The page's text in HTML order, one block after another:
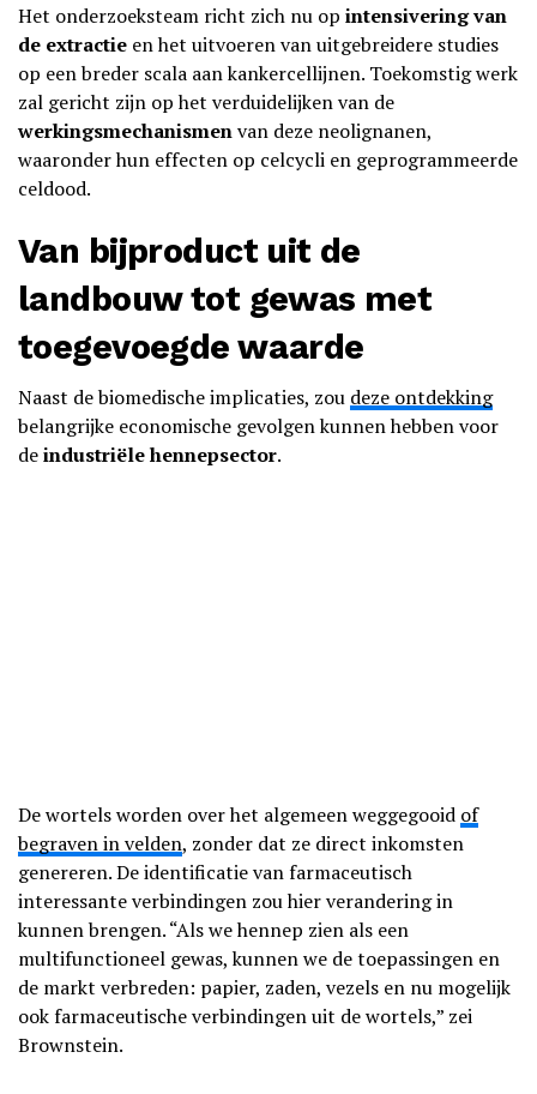
Het onderzoeksteam richt zich nu op intensivering van
de extractie en het uitvoeren van uitgebreidere studies
op een breder scala aan kankercellijnen. Toekomstig werk
zal gericht zijn op het verduidelijken van de
werkingsmechanismenvan deze neolignanen,
waaronder hun effecten op celcycli en geprogrammeerde
celdood.
Van bijproduct uit de
landbouw tot gewas met
toegevoegde waarde
Naast de biomedische implicaties, zou deze ontdekking
belangrijke economische gevolgen kunnen hebben voor
deindustriële hennepsector.
De wortels worden over het algemeen weggegooid of
begraven in velden, zonder dat ze direct inkomsten
genereren. De identificatie van farmaceutisch
interessante verbindingen zou hier verandering in
kunnen brengen. “Als we hennep zien als een
multifunctioneel gewas, kunnen we de toepassingen en
de markt verbreden: papier, zaden, vezels en nu mogelijk
ook farmaceutische verbindingen uit de wortels,” zei
Brownstein.